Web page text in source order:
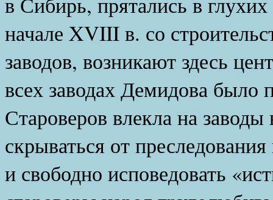
начале XVIII в. со
заводов, возникают здесь
всех заводах Демидова было
Староверов влекла на
скрываться от
и свободно исповедовать